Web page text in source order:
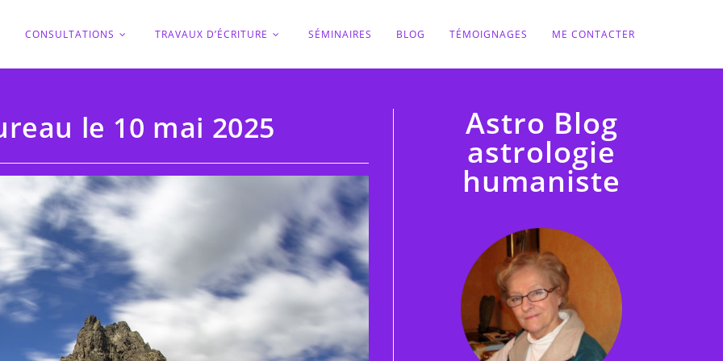
CONSULTATIONS TRAVAUX D’ÉCRITURE SÉMINAIRES BLOG TÉMOIGNAGES ME CONTACTER
le 10 mai 2025 Astro Blog
astrologie
humaniste